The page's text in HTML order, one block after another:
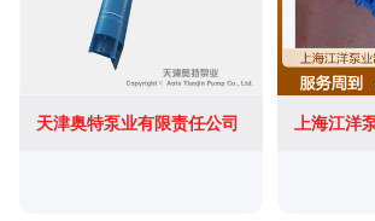
天津奥特泵业有限责任公司 上海江洋